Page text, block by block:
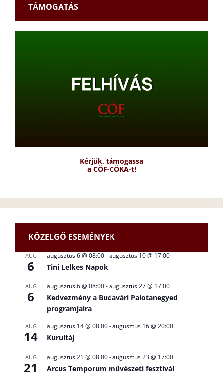
TÁMOGATÁS
Kérjük, támogassa
a CÖF-CÖKA-t!
KÖZELGŐ ESEMÉNYEK
AUG
6
augusztus 6 @ 08:00-augusztus 10 @ 17:00
Tini Lelkes Napok
AUG
6
augusztus 6 @ 08:00-augusztus 27 @ 17:00
Kedvezmény a Budavári Palotanegyed
programjaira
AUG
14
augusztus 14 @ 08:00-augusztus 16 @ 20:00
Kurultáj
AUG
21
augusztus 21 @ 08:00-augusztus 23 @ 17:00
Arcus Temporum művészeti fesztivál